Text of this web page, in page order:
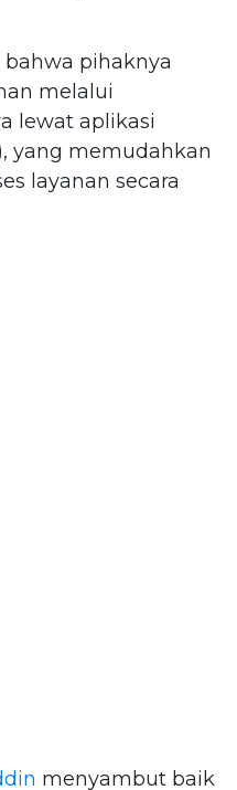
pihaknya
melalui
lewat aplikasi
yang memudahkan
layanan secara
menyambut baik